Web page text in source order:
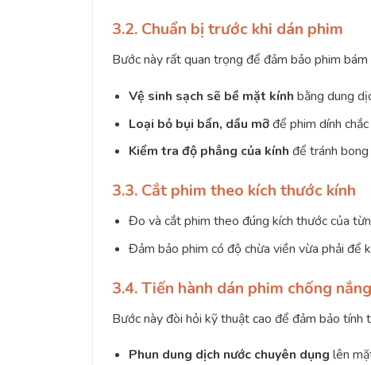
3.2. Chuẩn bị trước khi dán phim
Bước này rất quan trọng để đảm bảo phim
Vệ sinh sạch sẽ bề mặt kính bằng dung
Loại bỏ bụi bẩn, dầu mỡđể phim dính chắc
Kiểm tra độ phẳng của kính để tránh
3.3. Cắt phim theo kích thước kính
Đo và cắt phim theo đúng kích thước của
Đảm bảo phim có độ chừa viền vừa phải để
3.4. Tiến hành dán phim chống nắng
Bước này đòi hỏi kỹ thuật cao để đảm bảo tính
Phun dung dịch nước chuyên dụng lên